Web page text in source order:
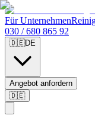
Für Unternehmen
030 / 680 865 92
🇩🇪DE
Angebot anfordern
🇩🇪